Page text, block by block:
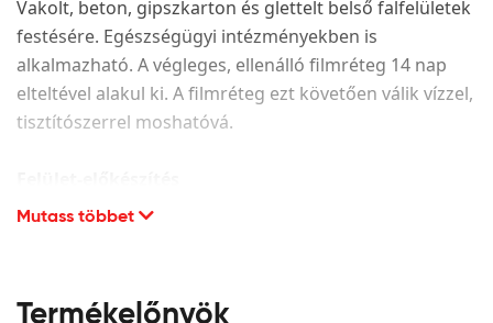
Vakolt, beton, gipszkarton és glettelt belső falfelületek
festésére. Egészségügyi intézményekben is
alkalmazható. A végleges, ellenálló filmréteg 14 nap
elteltével alakul ki. A filmréteg ezt követően válik vízzel,
tisztítószerrel moshatóvá.
A festendő felület legyen száraz, hordképes,
alapfelületnek megfelelően kijavítani. CMC alapú glett
Mutass többet
Termékelőnyök